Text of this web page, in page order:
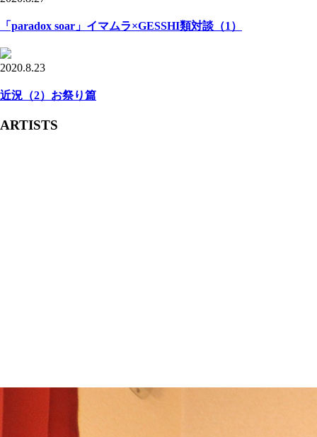
「paradox soar」イマムラ×GESSHI類対談（1）
2020.8.23
近況（2）お祭り篇
ARTISTS